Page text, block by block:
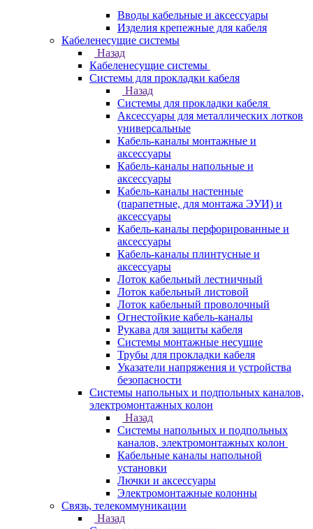
Вводы кабельные и аксессуары
Изделия крепежные для кабеля
Кабеленесущие системы
Назад
Кабеленесущие системы
Системы для прокладки кабеля
Назад
Системы для прокладки кабеля
Аксессуары для металлических лотков
универсальные
Кабель-каналы монтажные и
аксессуары
Кабель-каналы напольные и
аксессуары
Кабель-каналы настенные
(парапетные, для монтажа ЭУИ) и
аксессуары
Кабель-каналы перфорированные и
аксессуары
Кабель-каналы плинтусные и
аксессуары
Лоток кабельный лестничный
Лоток кабельный листовой
Лоток кабельный проволочный
Огнестойкие кабель-каналы
Рукава для защиты кабеля
Системы монтажные несущие
Трубы для прокладки кабеля
Указатели напряжения и устройства
безопасности
Системы напольных и подпольных каналов,
электромонтажных колон
Назад
Системы напольных и подпольных
каналов, электромонтажных колон
Кабельные каналы напольной
установки
Лючки и аксессуары
Электромонтажные колонны
Связь, телекоммуникации
Назад